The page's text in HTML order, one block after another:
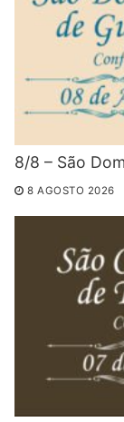
8/8 – São
8 AGOSTO 2026